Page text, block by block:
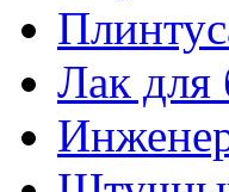
Лак для